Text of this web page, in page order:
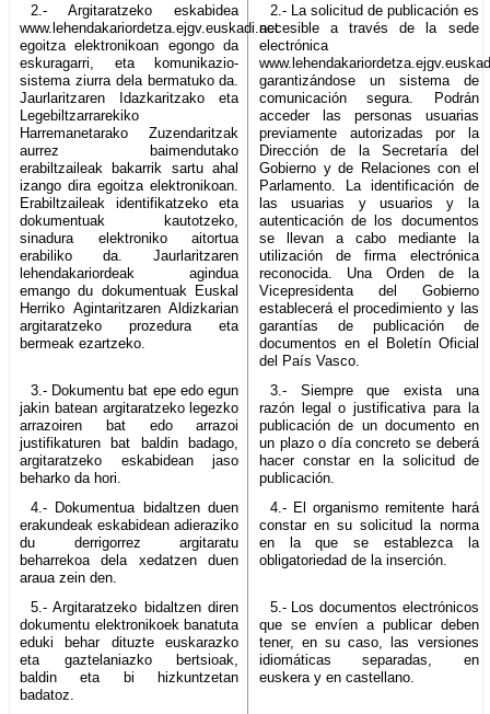
2.- Argitaratzeko eskabidea
www.lehendakariordetza.ejgv.euskadi.net
egoitza elektronikoan egongo da
eskuragarri, eta komunikazio-
sistema ziurra dela bermatuko da.
Jaurlaritzaren Idazkaritzako eta
Legebiltzarrarekiko
Harremanetarako Zuzendaritzak
aurrez baimendutako
erabiltzaileak bakarrik sartu ahal
izango dira egoitza elektronikoan.
Erabiltzaileak identifikatzeko eta
dokumentuak kautotzeko,
sinadura elektroniko aitortua
erabiliko da. Jaurlaritzaren
lehendakariordeak agindua
emango du dokumentuak Euskal
Herriko Agintaritzaren Aldizkarian
argitaratzeko prozedura eta
bermeak ezartzeko.
2.- La solicitud de publicación es
accesible a través de la sede
electrónica
garantizándose un sistema de
comunicación segura. Podrán
acceder las personas usuarias
previamente autorizadas por la
Dirección de la Secretaría del
Gobierno y de Relaciones con el
Parlamento. La identificación de
las usuarias y usuarios y la
autenticación de los documentos
se llevan a cabo mediante la
utilización de firma electrónica
reconocida. Una Orden de la
Vicepresidenta del Gobierno
establecerá el procedimiento y las
garantías de publicación de
documentos en el Boletín Oficial
del País Vasco.
3.- Dokumentu bat epe edo egun
jakin batean argitaratzeko legezko
arrazoiren bat edo arrazoi
justifikaturen bat baldin badago,
argitaratzeko eskabidean jaso
beharko da hori.
3.- Siempre que exista una
razón legal o justificativa para la
publicación de un documento en
un plazo o día concreto se deberá
hacer constar en la solicitud de
publicación.
4.- Dokumentua bidaltzen duen
erakundeak eskabidean adieraziko
du derrigorrez argitaratu
beharrekoa dela xedatzen duen
araua zein den.
4.- El organismo remitente hará
constar en su solicitud la norma
en la que se establezca la
obligatoriedad de la inserción.
5.- Argitaratzeko bidaltzen diren
dokumentu elektronikoek banatuta
eduki behar dituzte euskarazko
eta gaztelaniazko bertsioak,
baldin eta bi hizkuntzetan
badatoz.
5.- Los documentos electrónicos
que se envíen a publicar deben
tener, en su caso, las versiones
idiomáticas separadas, en
euskera y en castellano.